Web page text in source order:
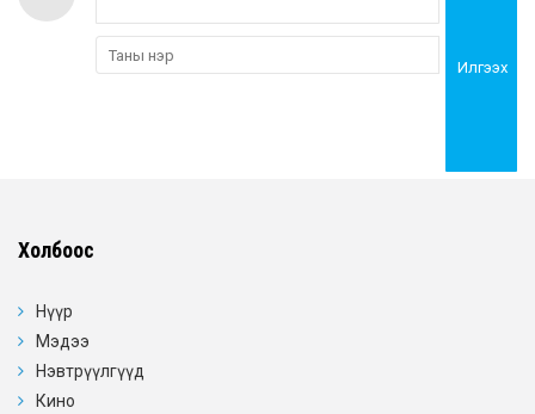
Илгээх
Холбоос
Нүүр
Мэдээ
Нэвтрүүлгүүд
Кино